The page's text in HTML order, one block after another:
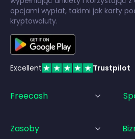
opcjami wypłat, takimi jak karty
kryptowaluty.
Excellent Trustpilot
Freecash
Zasoby